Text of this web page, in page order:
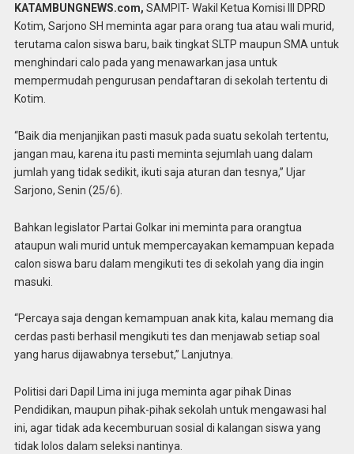
KATAMBUNGNEWS.com, SAMPIT- Wakil Ketua Komisi III DPRD
Kotim, Sarjono SH meminta agar para orang tua atau wali murid,
terutama calon siswa baru, baik tingkat SLTP maupun SMA untuk
menghindari calo pada yang menawarkan jasa untuk
mempermudah pengurusan pendaftaran di sekolah tertentu di
Kotim.
“Baik dia menjanjikan pasti masuk pada suatu sekolah tertentu,
jangan mau, karena itu pasti meminta sejumlah uang dalam
jumlah yang tidak sedikit, ikuti saja aturan dan tesnya,” Ujar
Sarjono, Senin (25/6).
Bahkan legislator Partai Golkar ini meminta para orangtua
ataupun wali murid untuk mempercayakan kemampuan kepada
calon siswa baru dalam mengikuti tes di sekolah yang dia ingin
masuki.
“Percaya saja dengan kemampuan anak kita, kalau memang dia
cerdas pasti berhasil mengikuti tes dan menjawab setiap soal
yang harus dijawabnya tersebut,” Lanjutnya.
Politisi dari Dapil Lima ini juga meminta agar pihak Dinas
Pendidikan, maupun pihak-pihak sekolah untuk mengawasi hal
ini, agar tidak ada kecemburuan sosial di kalangan siswa yang
tidak lolos dalam seleksi nantinya.